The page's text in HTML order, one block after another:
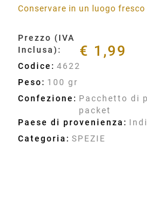
Conservare in un luogo
Prezzo (IVA
Inclusa):
€ 1,99
Codice: 4622
Peso: 100 gr
Confezione: Pacchetto di
packet
Paese di provenienza:
Categoria: SPEZIE